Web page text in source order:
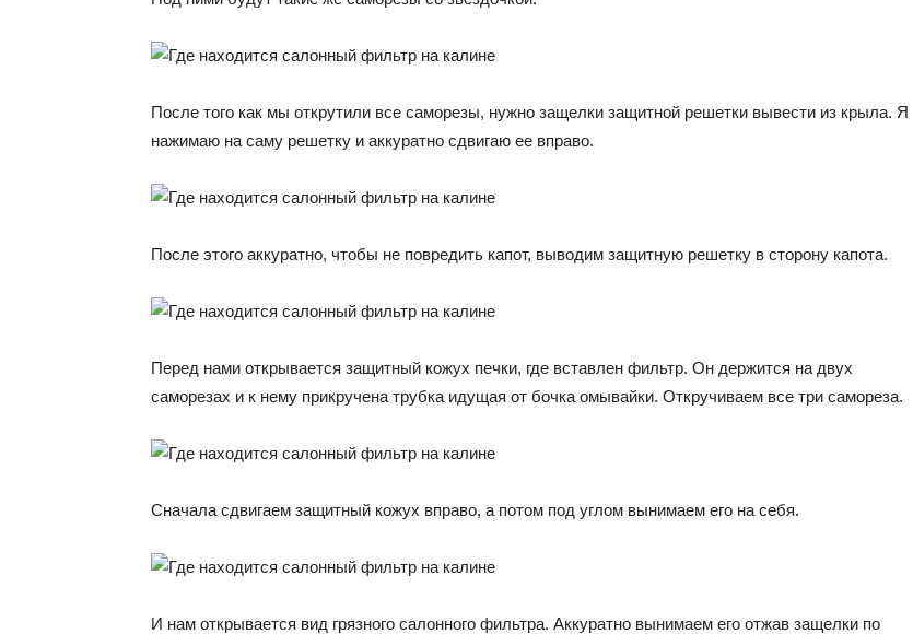
После того как мы открутили все саморезы, нужно защелки защитной решетки вывести из крыла. Я
нажимаю на саму решетку и аккуратно сдвигаю ее вправо.
После этого аккуратно, чтобы не повредить капот, выводим защитную решетку в сторону капота.
Перед нами открывается защитный кожух печки, где вставлен фильтр. Он держится на двух
саморезах и к нему прикручена трубка идущая от бочка омывайки. Откручиваем все три самореза.
Сначала сдвигаем защитный кожух вправо, а потом под углом вынимаем его на себя.
И нам открывается вид грязного салонного фильтра. Аккуратно вынимаем его отжав защелки по